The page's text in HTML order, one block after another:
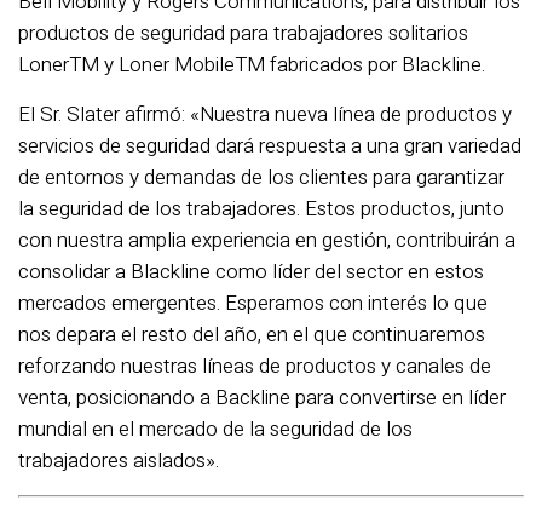
productos de seguridad para trabajadores solitarios
LonerTM y Loner MobileTM fabricados por Blackline.
El Sr. Slater afirmó: «Nuestra nueva línea de productos y
servicios de seguridad dará respuesta a una gran variedad
de entornos y demandas de los clientes para garantizar
la seguridad de los trabajadores. Estos productos, junto
con nuestra amplia experiencia en gestión, contribuirán a
consolidar a Blackline como líder del sector en estos
mercados emergentes. Esperamos con interés lo que
nos depara el resto del año, en el que continuaremos
reforzando nuestras líneas de productos y canales de
venta, posicionando a Backline para convertirse en líder
mundial en el mercado de la seguridad de los
trabajadores aislados».